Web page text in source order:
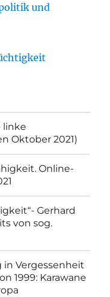
und
linke
Oktober 2021)
Online-
Gerhard
von sog.
in Vergessenheit
1999: Karawane